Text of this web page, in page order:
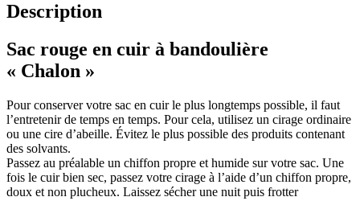
Description
Sac rouge en cuir à bandoulière
« Chalon »
Pour conserver votre sac en cuir le plus longtemps possible, il faut
l’entretenir de temps en temps. Pour cela, utilisez un cirage ordinaire
ou une cire d’abeille. Évitez le plus possible des produits contenant
des solvants.
Passez au préalable un chiffon propre et humide sur votre sac. Une
fois le cuir bien sec, passez votre cirage à l’aide d’un chiffon propre,
doux et non plucheux. Laissez sécher une nuit puis frotter